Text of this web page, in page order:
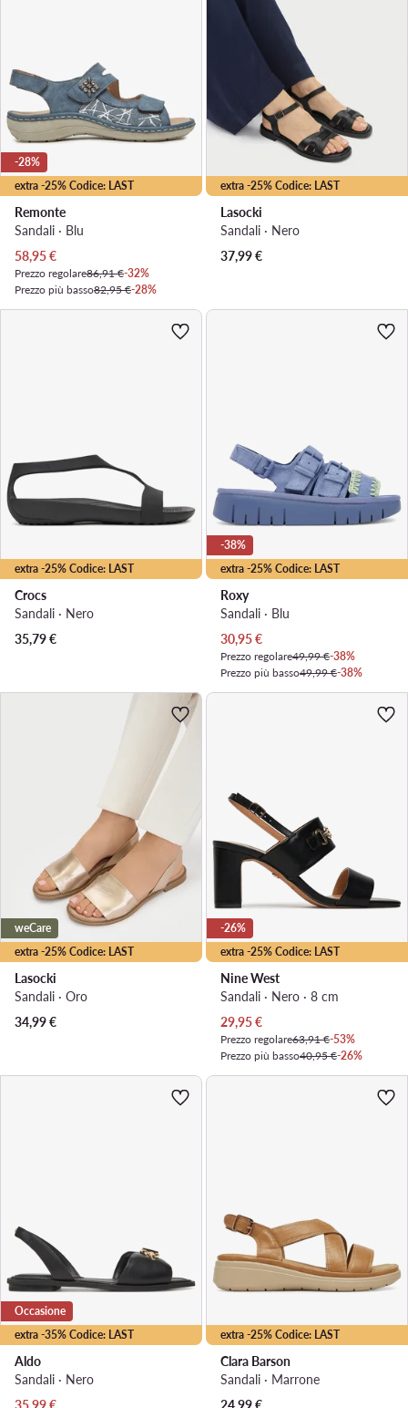
extra -25% Codice: LAST
-28%
Remonte
Sandali · Blu
Prezzo attuale
58,95€
Prezzo regolare86,91 €-32%
Prezzo più basso82,95 €-28%
extra -25% Codice: LAST
Lasocki
Sandali · Nero
37,99€
extra -25% Codice: LAST
Crocs
Sandali · Nero
35,79€
extra -25% Codice: LAST
-38%
Roxy
Sandali · Blu
Prezzo attuale
30,95€
Prezzo regolare49,99 €-38%
Prezzo più basso49,99 €-38%
extra -25% Codice: LAST
weCare
Lasocki
Sandali · Oro
34,99€
extra -25% Codice: LAST
-26%
Nine West
Sandali · Nero · 8 cm
Prezzo attuale
29,95€
Prezzo regolare63,91 €-53%
Prezzo più basso40,95 €-26%
extra -35% Codice: LAST
Occasione
Aldo
Sandali · Nero
Prezzo attuale
35,99€
extra -25% Codice: LAST
Clara Barson
Sandali · Marrone
24,99€